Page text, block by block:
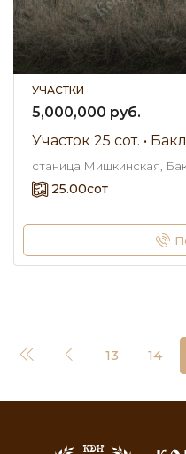
УЧАСТКИ
5,000,000 руб.
станица Мишкинская,
25.00сот
13 14